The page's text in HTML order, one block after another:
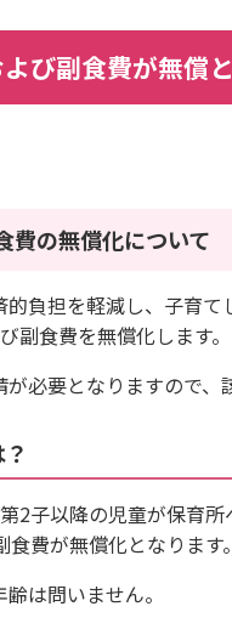
び副食費が無償
費の無償化について
負担を軽減し、子育
副食費を無償化します。
必要となりますので、
2子以降の児童が保育
費が無償化となります。
は問いません。